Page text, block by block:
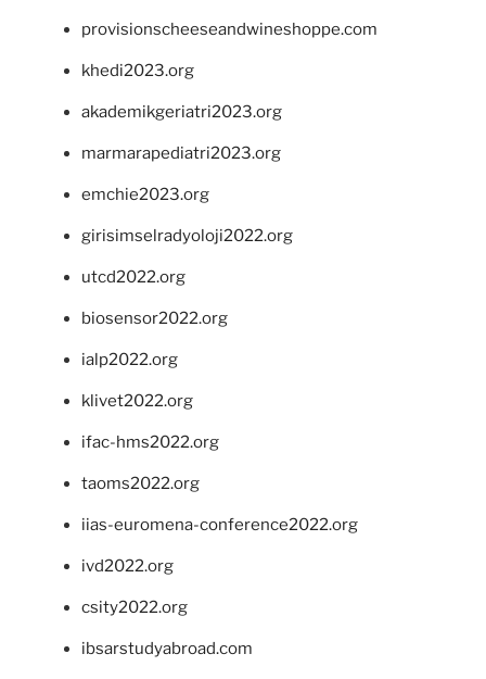
provisionscheeseandwineshoppe.com
khedi2023.org
akademikgeriatri2023.org
marmarapediatri2023.org
emchie2023.org
girisimselradyoloji2022.org
utcd2022.org
biosensor2022.org
ialp2022.org
klivet2022.org
ifac-hms2022.org
taoms2022.org
iias-euromena-conference2022.org
ivd2022.org
csity2022.org
ibsarstudyabroad.com